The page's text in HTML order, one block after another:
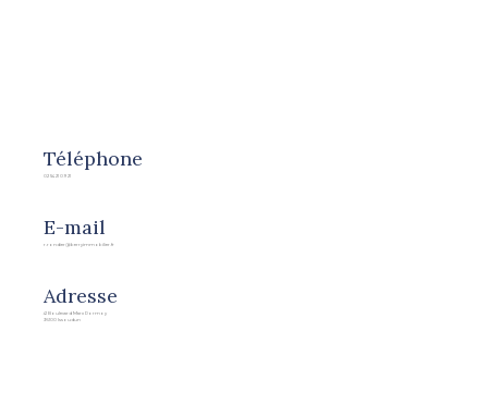
Téléphone
02 54 21 09 21
E-mail
r.rondier@berryimmobilier.fr
Adresse
41 Boulevard Marx Dormoy
36100 Issoudun